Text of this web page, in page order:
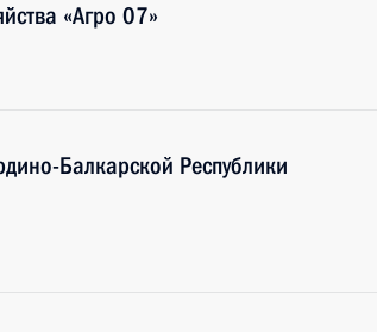
«Агро 07»
Балкарской Республики